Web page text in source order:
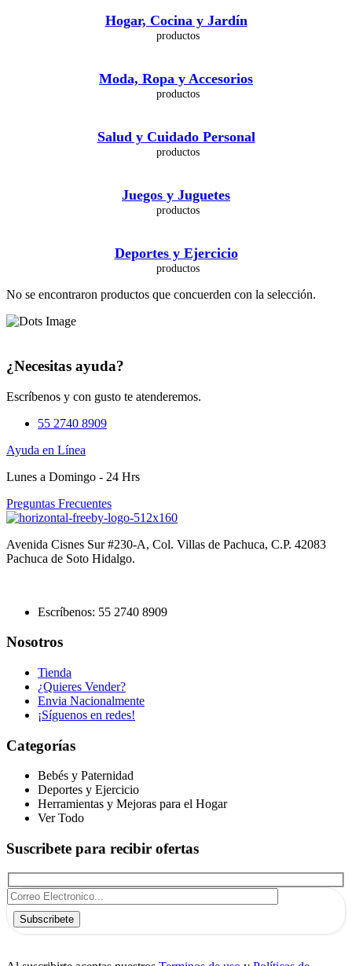
Hogar, Cocina y Jardín
Moda, Ropa y Accesorios
Salud y Cuidado Personal
Juegos y Juguetes
Deportes y Ejercicio
No se encontraron productos que concuerden con la selección.
¿Necesitas ayuda?
Escríbenos y con gusto te atenderemos.
55 2740 8909
Ayuda en Línea
Lunes a Domingo - 24 Hrs
Preguntas Frecuentes
Avenida Cisnes Sur #230-A, Col. Villas de Pachuca, C.P. 42083
Pachuca de Soto Hidalgo.
Escríbenos: 55 2740 8909
Nosotros
Tienda
¿Quieres Vender?
Envia Nacionalmente
¡Síguenos en redes!
Categorías
Bebés y Paternidad
Deportes y Ejercicio
Herramientas y Mejoras para el Hogar
Ver Todo
Suscribete para recibir ofertas
Subscribete